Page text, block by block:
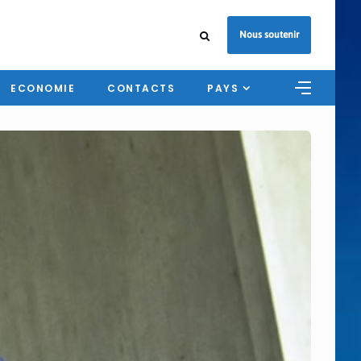
Nous soutenir
ECONOMIE CONTACTS PAYS